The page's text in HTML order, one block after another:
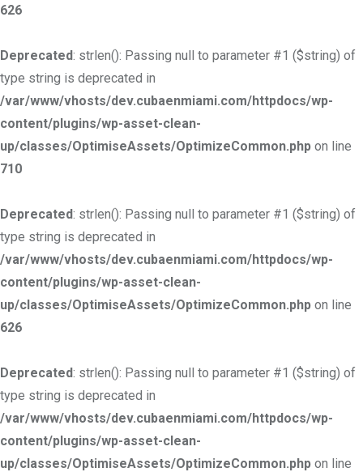
626
Deprecated: strlen(): Passing null to parameter #1 ($string) of
type string is deprecated in
/var/www/vhosts/dev.cubaenmiami.com/httpdocs/wp-
content/plugins/wp-asset-clean-
up/classes/OptimiseAssets/OptimizeCommon.php on line
710
Deprecated: strlen(): Passing null to parameter #1 ($string) of
type string is deprecated in
/var/www/vhosts/dev.cubaenmiami.com/httpdocs/wp-
content/plugins/wp-asset-clean-
up/classes/OptimiseAssets/OptimizeCommon.php on line
626
Deprecated: strlen(): Passing null to parameter #1 ($string) of
type string is deprecated in
/var/www/vhosts/dev.cubaenmiami.com/httpdocs/wp-
content/plugins/wp-asset-clean-
up/classes/OptimiseAssets/OptimizeCommon.php on line